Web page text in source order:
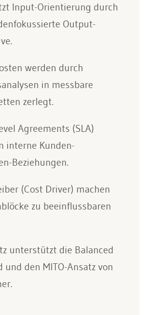
Input-Orientierung durch
Output-
werden durch
in messbare
zerlegt.
Agreements (SLA)
interne Kunden-
Beziehungen.
(Cost Driver) machen
zu beeinflussbaren
unterstützt die Balanced
und den MITO-Ansatz von